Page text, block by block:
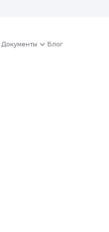
Документы Блог